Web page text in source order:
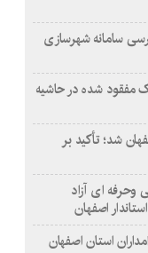
سامانه شهرسازی
مفقود شده در حاشیه
شد؛ تأکید بر
وحرفه ای آزاد
اصفهان
استان اصفهان